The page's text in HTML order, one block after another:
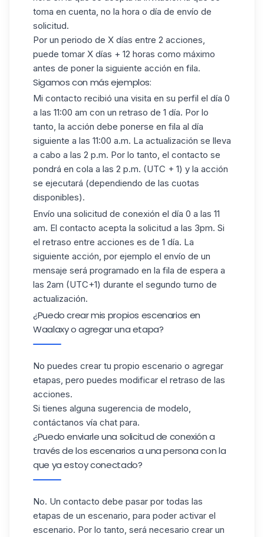
toma en cuenta, no la hora o día de envío de
solicitud.
Por un periodo de X días entre 2 acciones,
puede tomar X días + 12 horas como máximo
antes de poner la siguiente acción en fila.
Sigamos con más ejemplos:
Mi contacto recibió una visita en su perfil el día 0
a las 11:00 am con un retraso de 1 día. Por lo
tanto, la acción debe ponerse en fila al día
siguiente a las 11:00 a.m. La actualización se lleva
a cabo a las 2 p.m. Por lo tanto, el contacto se
pondrá en cola a las 2 p.m. (UTC + 1) y la acción
se ejecutará (dependiendo de las cuotas
disponibles).
Envío una solicitud de conexión el día 0 a las 11
am. El contacto acepta la solicitud a las 3pm. Si
el retraso entre acciones es de 1 día. La
siguiente acción, por ejemplo el envío de un
mensaje será programado en la fila de espera a
las 2am (UTC+1) durante el segundo turno de
actualización.
¿Puedo crear mis propios escenarios en
Waalaxy o agregar una etapa?
No puedes crear tu propio escenario o agregar
etapas, pero puedes modificar el retraso de las
acciones.
Si tienes alguna sugerencia de modelo,
contáctanos vía chat para.
¿Puedo enviarle una solicitud de conexión a
través de los escenarios a una persona con la
que ya estoy conectado?
No. Un contacto debe pasar por todas las
etapas de un escenario, para poder activar el
escenario. Por lo tanto, será necesario crear un